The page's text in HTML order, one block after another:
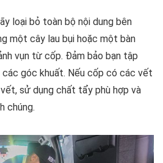
loại bỏ toàn bộ nội dung bên
một cây lau bụi hoặc một bàn
vụn từ cốp. Đảm bảo bạn tập
các góc khuất. Nếu cốp có các vết
sử dụng chất tẩy phù hợp và
chúng.